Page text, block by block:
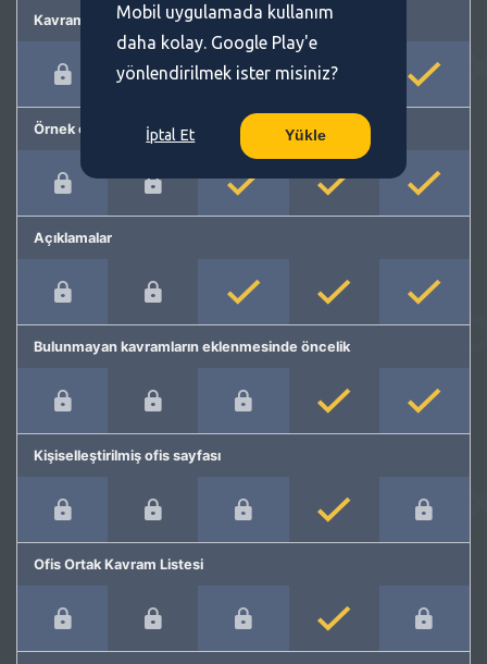
Kavram önerme
Örnek cümleler
Açıklamalar
Bulunmayan kavramların eklenmesinde öncelik
Kişiselleştirilmiş ofis sayfası
Ofis Ortak Kavram Listesi
Mobil uygulamada kullanım
daha kolay. Google Play'e
yönlendirilmek ister misiniz?
İptal Et Yükle